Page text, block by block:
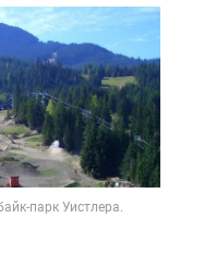
парк Уистлера.